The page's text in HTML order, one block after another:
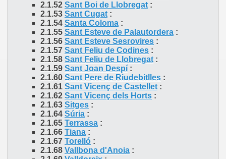
2.1.52 Sant Boi de Llobregat :
2.1.53 Sant Cugat :
2.1.54 Santa Coloma :
2.1.55 Sant Esteve de Palautordera :
2.1.56 Sant Esteve Sesrovires :
2.1.57 Sant Feliu de Codines :
2.1.58 Sant Feliu de Llobregat :
2.1.59 Sant Joan Despí :
2.1.60 Sant Pere de Riudebitlles :
2.1.61 Sant Vicenç de Castellet :
2.1.62 Sant Vicenç dels Horts :
2.1.63 Sitges :
2.1.64 Súria :
2.1.65 Terrassa :
2.1.66 Tiana :
2.1.67 Torelló :
2.1.68 Vallbona d'Anoia :